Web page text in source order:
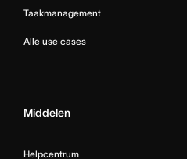
Taakmanagement
Alle use cases
Middelen
Helpcentrum